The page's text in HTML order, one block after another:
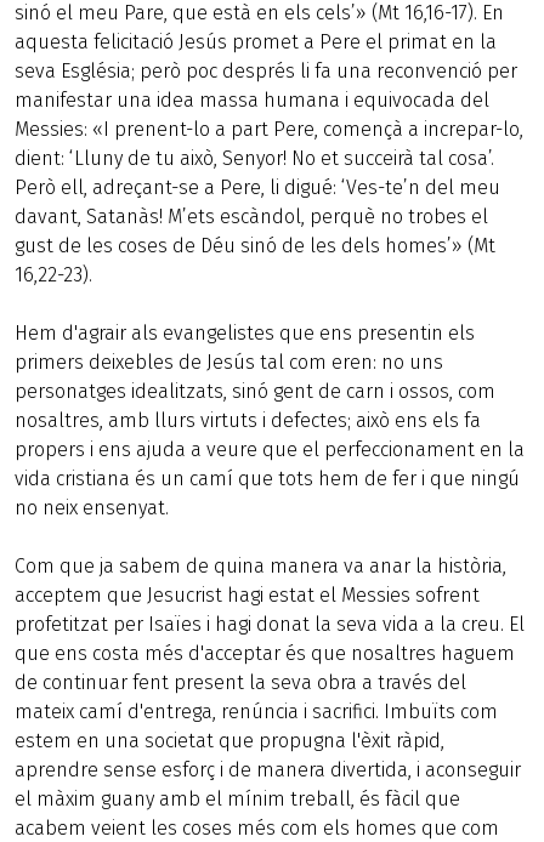
sinó el meu Pare, que està en els cels’» (Mt 16,16-17). En
aquesta felicitació Jesús promet a Pere el primat en la
seva Església; però poc després li fa una reconvenció per
manifestar una idea massa humana i equivocada del
Messies: «I prenent-lo a part Pere, començà a increpar-lo,
dient: ‘Lluny de tu això, Senyor! No et succeirà tal cosa’.
Però ell, adreçant-se a Pere, li digué: ‘Ves-te’n del meu
davant, Satanàs! M’ets escàndol, perquè no trobes el
gust de les coses de Déu sinó de les dels homes’» (Mt
16,22-23).
Hem d'agrair als evangelistes que ens presentin els
primers deixebles de Jesús tal com eren: no uns
personatges idealitzats, sinó gent de carn i ossos, com
nosaltres, amb llurs virtuts i defectes; això ens els fa
propers i ens ajuda a veure que el perfeccionament en la
vida cristiana és un camí que tots hem de fer i que ningú
no neix ensenyat.
Com que ja sabem de quina manera va anar la història,
acceptem que Jesucrist hagi estat el Messies sofrent
profetitzat per Isaïes i hagi donat la seva vida a la creu. El
que ens costa més d'acceptar és que nosaltres haguem
de continuar fent present la seva obra a través del
mateix camí d'entrega, renúncia i sacrifici. Imbuïts com
estem en una societat que propugna l'èxit ràpid,
aprendre sense esforç i de manera divertida, i aconseguir
el màxim guany amb el mínim treball, és fàcil que
acabem veient les coses més com els homes que com